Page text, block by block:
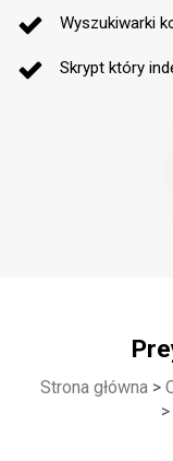
Wyszukiwarki
Skrypt który
Strona główna >